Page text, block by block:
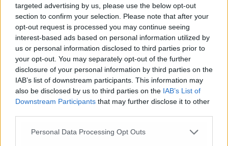
targeted advertising by us, please use the below opt-out
section to confirm your selection. Please note that after your
opt-out request is processed you may continue seeing
interest-based ads based on personal information utilized by
us or personal information disclosed to third parties prior to
your opt-out. You may separately opt-out of the further
disclosure of your personal information by third parties on the
IAB’s list of downstream participants. This information may
also be disclosed by us to third parties on the IAB’s List of
Downstream Participants that may further disclose it to other
Personal Data Processing Opt Outs
Vai alla home
Commenti
Nessun commento presente